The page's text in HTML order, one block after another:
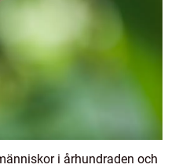
i århundraden och